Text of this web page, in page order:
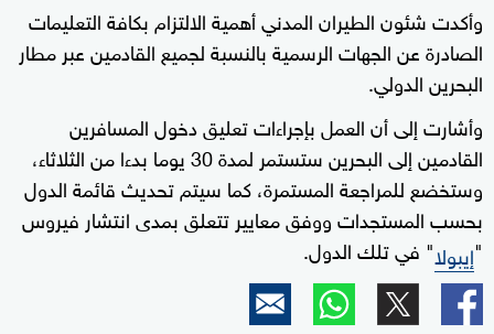
وأكدت شئون الطيران المدني أهمية الالتزام بكافة التعليمات
الصادرة عن الجهات الرسمية بالنسبة لجميع القادمين عبر مطار
البحرين الدولي.
وأشارت إلى أن العمل بإجراءات تعليق دخول المسافرين
القادمين إلى البحرين ستستمر لمدة 30 يوما بدءا من الثلاثاء،
وستخضع للمراجعة المستمرة، كما سيتم تحديث قائمة الدول
بحسب المستجدات ووفق معايير تتعلق بمدى انتشار فيروس
"إيبولا" في تلك الدول.